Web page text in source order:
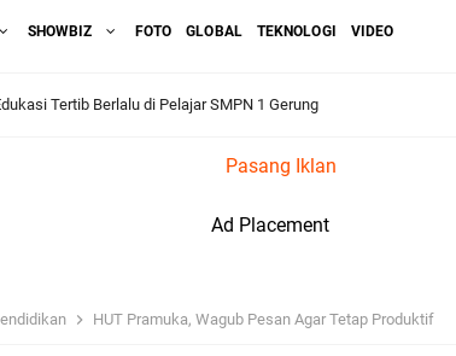
SHOWBIZ FOTO GLOBAL TEKNOLOGI VIDEO
Tertib Berlalu di Pelajar SMPN 1 Gerung
Lelede Sampaikan Pesan Kamtibmas
Lombok Tengah Gelar Apel Pembukaan PORSENAP
Pasang Iklan
Ad Placement
HUT Pramuka, Wagub Pesan Agar Tetap Produktif